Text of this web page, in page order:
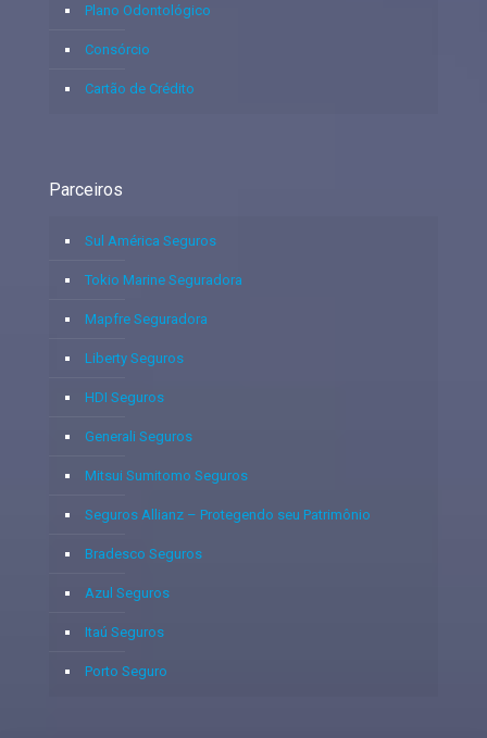
Plano Odontológico
Consórcio
Cartão de Crédito
Parceiros
Sul América Seguros
Tokio Marine Seguradora
Mapfre Seguradora
Liberty Seguros
HDI Seguros
Generali Seguros
Mitsui Sumitomo Seguros
Seguros Allianz – Protegendo seu Patrimônio
Bradesco Seguros
Azul Seguros
Itaú Seguros
Porto Seguro